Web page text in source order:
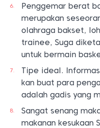
Penggemar berat
merupakan
olahraga bakset,
trainee, Suga
untuk bermain
Tipe ideal.
kan buat para
adalah gadis yang
Sangat senang
makanan kesukaan